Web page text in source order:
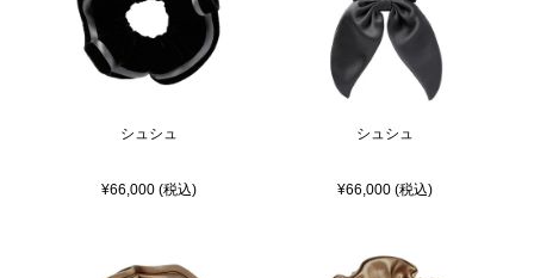
シュシュ
¥66,000 (税込)
シュシュ
¥66,000 (税込)